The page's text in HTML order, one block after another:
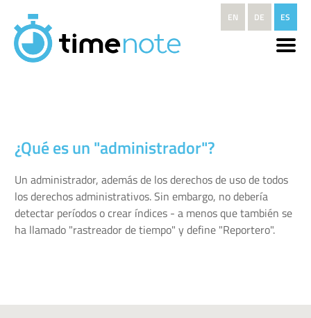
EN DE ES
¿Qué es un "administrador"?
Un administrador, además de los derechos de uso de todos
los derechos administrativos. Sin embargo, no debería
detectar períodos o crear índices - a menos que también se
ha llamado "rastreador de tiempo" y define "Reportero".